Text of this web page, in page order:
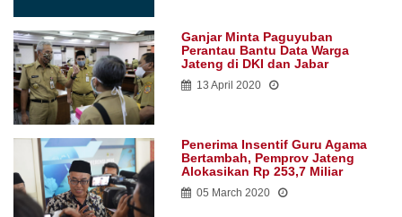
Ganjar Minta Paguyuban
Perantau Bantu Data Warga
Jateng di DKI dan Jabar
13 April 2020
Penerima Insentif Guru Agama
Bertambah, Pemprov Jateng
Alokasikan Rp 253,7 Miliar
05 March 2020